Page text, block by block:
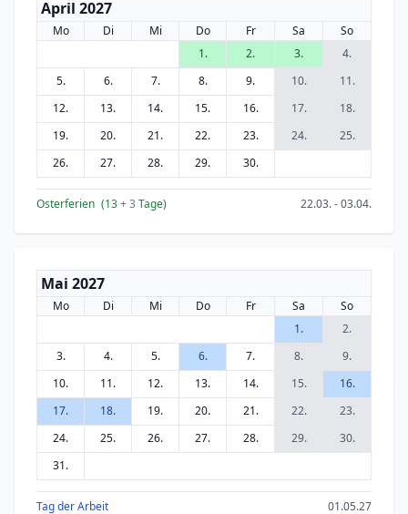
April 2027
Mo Di Mi Do Fr Sa
So
1.
2. 3.
4.
5.
6. 7. 8. 9. 10.
11.
12.
13. 14. 15. 16. 17.
18.
19.
20. 21. 22. 23. 24.
25.
26.
27. 28. 29. 30.
Osterferien (13+ 3 Tage) 22.03. - 03.04.
Mai 2027
Mo Di Mi Do Fr Sa
So
1.
2.
3.
4. 5. 6. 7. 8.
9.
10.
11. 12. 13. 14. 15.
16.
17.
18. 19. 20. 21. 22.
23.
24.
25. 26. 27. 28. 29.
30.
31.
Tag der Arbeit 01.05.27